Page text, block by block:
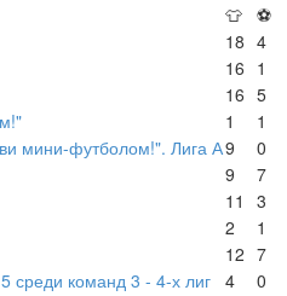
👕 ⚽
18 4
16 1
16 5
1 1
мини-футболом!". Лига А9 0
9 7
11 3
2 1
12 7
среди команд 3 - 4-х лиг 4 0